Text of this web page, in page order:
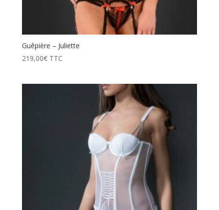
Guêpière – Juliette
219,00€ TTC